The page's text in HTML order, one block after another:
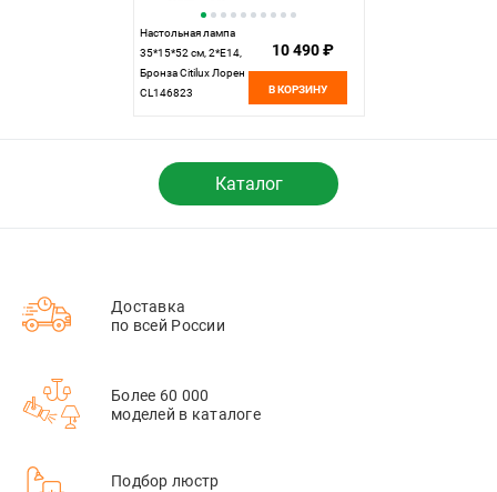
Настольная лампа
35*15*52 см, 2*E14,
Бронза Citilux Лорен
CL146823
10 490 ₽
В КОРЗИНУ
Каталог
Доставка
по всей России
Более 60 000
моделей в каталоге
Подбор люстр